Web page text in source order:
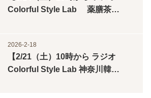
Colorful Style Lab 薬膳茶…
2026-2-18
【2/21（土）10時から ラジオ
Colorful Style Lab 神奈川韓…